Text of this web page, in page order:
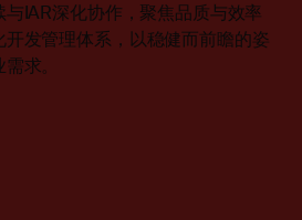
IAR深化协作，聚焦品质与效率
发管理体系，以稳健而前瞻的姿
求。